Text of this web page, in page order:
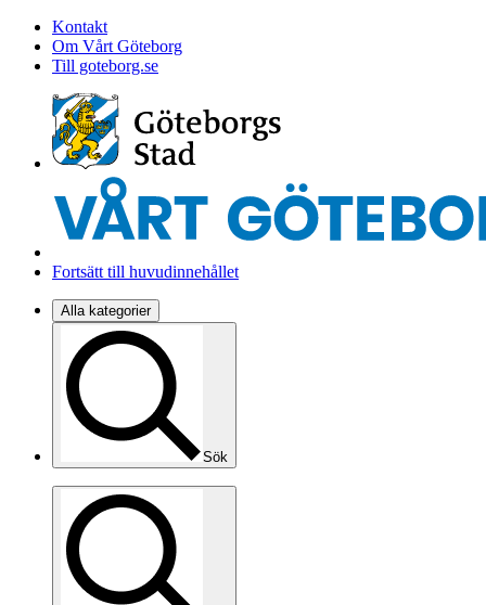
Kontakt
Om Vårt Göteborg
Till goteborg.se
Fortsätt till huvudinnehållet
Alla kategorier
Sök